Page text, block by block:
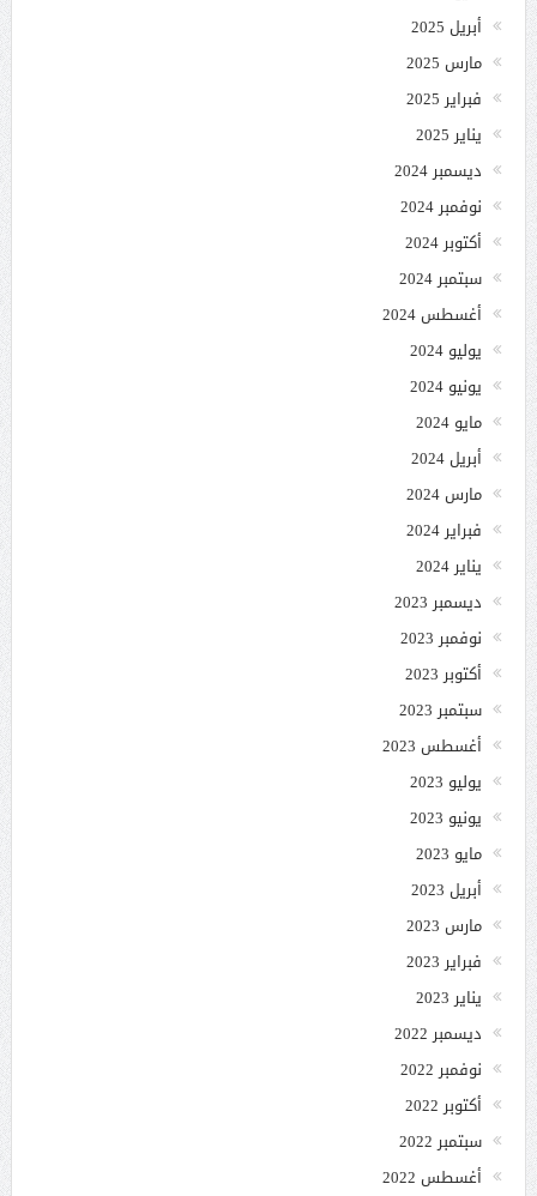
أبريل 2025
مارس 2025
فبراير 2025
يناير 2025
ديسمبر 2024
نوفمبر 2024
أكتوبر 2024
سبتمبر 2024
أغسطس 2024
يوليو 2024
يونيو 2024
مايو 2024
أبريل 2024
مارس 2024
فبراير 2024
يناير 2024
ديسمبر 2023
نوفمبر 2023
أكتوبر 2023
سبتمبر 2023
أغسطس 2023
يوليو 2023
يونيو 2023
مايو 2023
أبريل 2023
مارس 2023
فبراير 2023
يناير 2023
ديسمبر 2022
نوفمبر 2022
أكتوبر 2022
سبتمبر 2022
أغسطس 2022